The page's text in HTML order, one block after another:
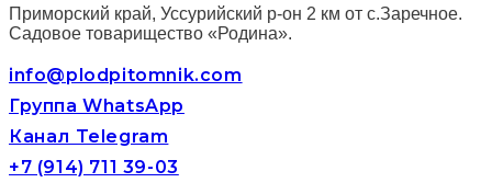
Приморский край, Уссурийский р-он 2 км от с.Заречное.
Садовое товарищество «Родина».
info@plodpitomnik.com
Группа WhatsApp
Канал Telegram
+7 (914) 711 39-03